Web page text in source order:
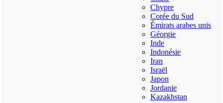
Chypre
Corée du Sud
Émirats arabes unis
Géorgie
Inde
Indonésie
Iran
Israël
Japon
Jordanie
Kazakhstan